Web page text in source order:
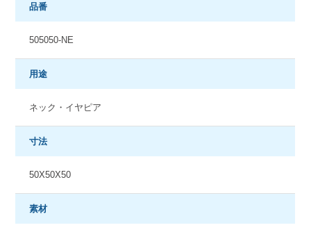
品番
505050-NE
用途
ネック・イヤピア
寸法
50X50X50
素材